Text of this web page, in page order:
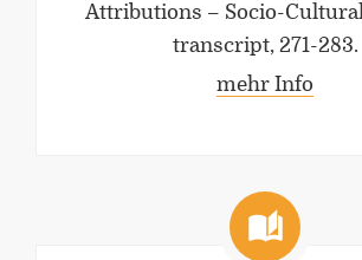
Attributions – Socio-
transcript, 271-283.
mehr Info